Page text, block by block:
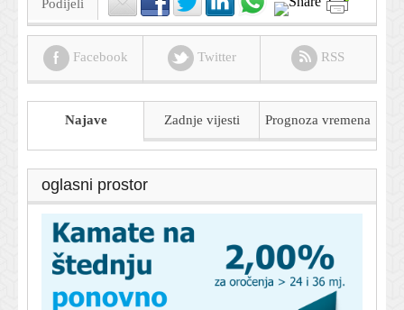
Podijeli
Facebook Twitter RSS
Najave Zadnje vijesti Prognoza vremena
oglasni prostor